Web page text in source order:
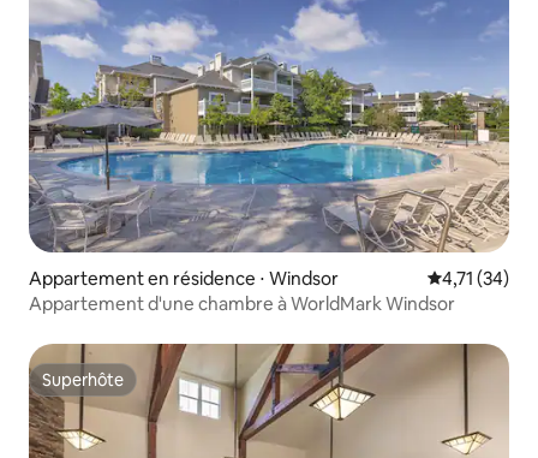
Appartement en résidence ⋅ Windsor Évaluation
4,71 (34)
Appartement d'une chambre à WorldMark Windsor
Superhôte
Superhôte